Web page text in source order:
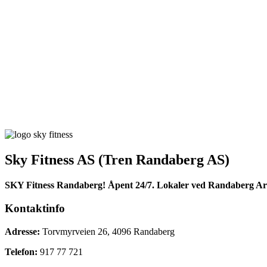
Sky Fitness AS (Tren Randaberg AS)
SKY Fitness Randaberg! Åpent 24/7. Lokaler ved Randaberg
Kontaktinfo
Adresse: Torvmyrveien 26, 4096 Randaberg
Telefon: 917 77 721